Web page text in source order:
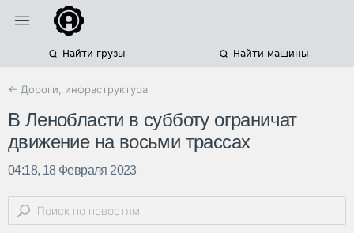
Найти грузы Найти машины
← Дороги, инфраструктура
В Ленобласти в субботу ограничат
движение на восьми трассах
04:18, 18 Февраля 2023